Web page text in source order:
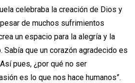
celebraba la creación de Dios y
de muchos sufrimientos
un espacio para la alegría y la
Sabía que un corazón agradecido es
pues, ¿por qué no ser
es lo que nos hace humanos”.